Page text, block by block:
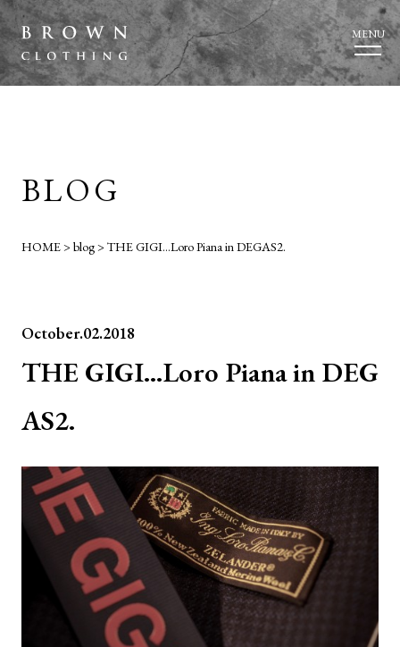
MENU
BLOG
HOME>blog>THE GIGI…Loro Piana in DEGAS2.
October.02.2018
THE GIGI…Loro Piana in DEG
AS2.